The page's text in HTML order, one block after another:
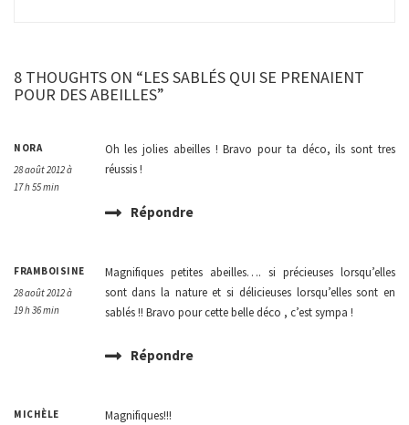
8 THOUGHTS ON “LES SABLÉS QUI SE PRENAIENT
POUR DES ABEILLES”
NORA
28 août 2012 à
17 h 55 min
Oh les jolies abeilles ! Bravo pour ta déco, ils sont tres
réussis !
Répondre
FRAMBOISINE
28 août 2012 à
19 h 36 min
Magnifiques petites abeilles…. si précieuses lorsqu’elles
sont dans la nature et si délicieuses lorsqu’elles sont en
sablés !! Bravo pour cette belle déco , c’est sympa !
Répondre
MICHÈLE
Magnifiques!!!